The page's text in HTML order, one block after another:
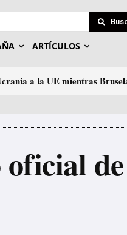
ARTÍCULOS
a la UE mientras
tratos en las cárceles de